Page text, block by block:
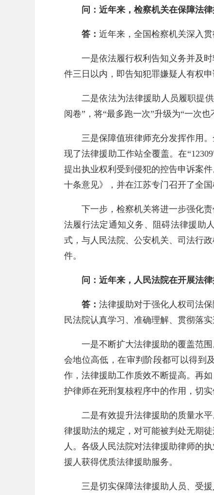
问：近年来，检察机关在保障法
答： 近年来，全国检察机关深入
一是依法履行权利告知义务并及
件三日以内，即告知犯罪嫌疑人有权
二是依法为法律援助人员履职提
阅卷”，将“最多跑一次”升级为“一次
三是保障值班律师充分发挥作用
现了法律援助工作站全覆盖。在
提出执业权利受到侵犯的控告申诉案
十条意见》，并在江苏专门召开了全
下一步，检察机关将进一步强化
法履行法定通知义务、阻碍法律援助
式，与人民法院、公安机关、司法行
件。
问：近年来，人民法院在开展法
答： 法律援助对于强化人权司法
民法院认真学习、准确理解、贯彻落
一是不断扩大法律援助的覆盖范
会地位高低，在审判阶段都可以得到
作，法律援助工作质效不断提高。再
护律师在死刑复核程序中的作用，切
二是有效提升法律援助的质量水
律援助法的规定，对可能被判处无期
人。各级人民法院对法律援助律师的
援人获得优质法律援助服务。
三是切实保障法律援助人员、受